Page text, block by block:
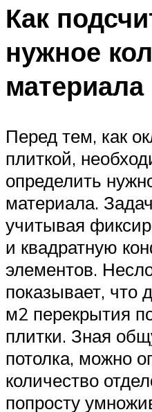
Как
нужное
материала
Перед тем, как
плиткой,
определить
материала.
учитывая
и квадратную
элементов.
показывает, что
м2 перекрытия
плитки. Зная
потолка, можно
количество
попросту